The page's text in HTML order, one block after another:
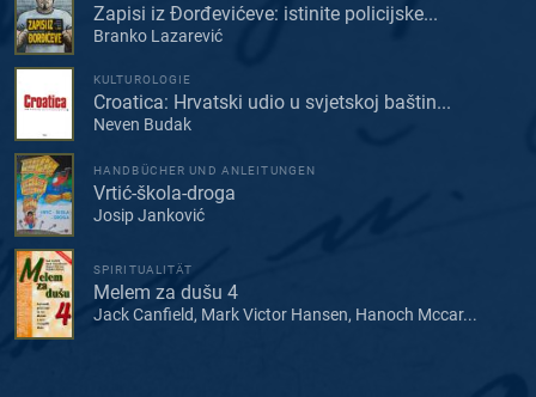
Zapisi iz Đorđevićeve: istinite policijske...
Branko Lazarević
KULTUROLOGIE
Croatica: Hrvatski udio u svjetskoj baštin...
Neven Budak
HANDBÜCHER UND ANLEITUNGEN
Vrtić-škola-droga
Josip Janković
SPIRITUALITÄT
Melem za dušu 4
Jack Canfield, Mark Victor Hansen, Hanoch Mccar...